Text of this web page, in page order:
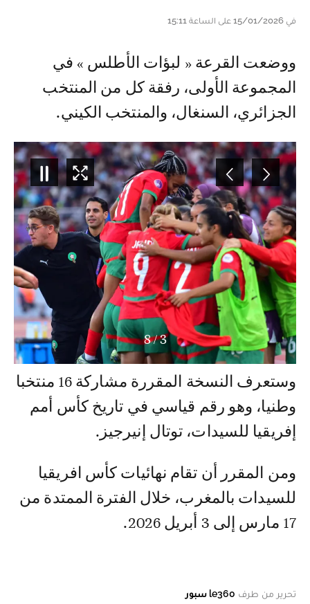
في 15/01/2026 على الساعة 15:11
ووضعت القرعة « لبؤات الأطلس » في
المجموعة الأولى، رفقة كل من المنتخب
الجزائري، السنغال، والمنتخب الكيني.
3
/
8
وستعرف النسخة المقررة مشاركة 16 منتخبا
وطنيا، وهو رقم قياسي في تاريخ كأس أمم
إفريقيا للسيدات، توتال إنيرجيز.
ومن المقرر أن تقام نهائيات كأس افريقيا
للسيدات بالمغرب، خلال الفترة الممتدة من
17 مارس إلى 3 أبريل 2026.
تحرير من طرف le360 سبور